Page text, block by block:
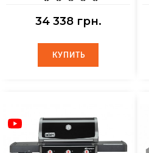
34 338 грн.
КУПИТЬ
КУПИТЬ